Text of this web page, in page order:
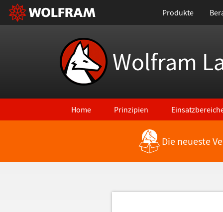
Produkte
Wolfram
Home Prinzipien
Zurück zu den neuesten FeaturesDie neueste